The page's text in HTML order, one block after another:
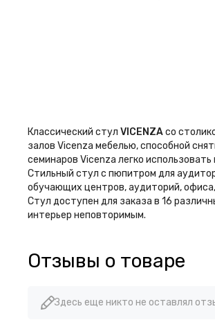
Классический стул VICENZAсо
залов Vicenza мебелью, способной
семинаров Vicenza легко
Стильный стул с пюпитром для
обучающих центров, аудиторий,
Стул доступен для заказа в 16
интерьер неповторимым.
Отзывы о товаре
Здесь еще никто не оставлял